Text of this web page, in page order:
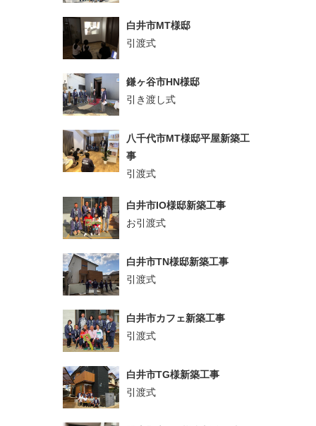
白井市MT様邸
引渡式
鎌ヶ谷市HN様邸
引き渡し式
八千代市MT様邸平屋新築工
事
引渡式
白井市IO様邸新築工事
お引渡式
白井市TN様邸新築工事
引渡式
白井市カフェ新築工事
引渡式
白井市TG様新築工事
引渡式